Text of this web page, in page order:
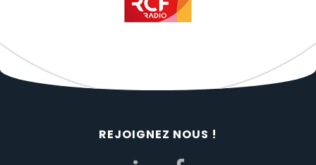
REJOIGNEZ NOUS !